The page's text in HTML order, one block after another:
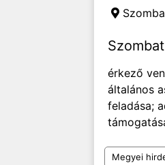
érkező
általános
feladása;
Megyei